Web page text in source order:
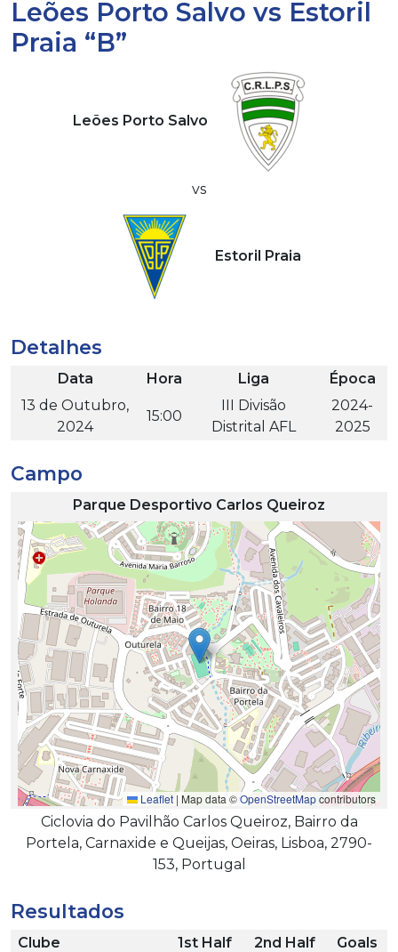
Leões Porto Salvo vs Estoril
Praia “B”
Leões Porto Salvo
vs
Estoril Praia
Detalhes
Data Hora Liga
Época
13 de Outubro,
2024
15:00
III Divisão
Distrital AFL
2024-
2025
Campo
Parque Desportivo Carlos Queiroz
Leaflet | Map data ©OpenStreetMapcontributors
Ciclovia do Pavilhão Carlos Queiroz, Bairro da
Portela, Carnaxide e Queijas, Oeiras, Lisboa, 2790-
153, Portugal
Resultados
Clube 1st Half 2nd Half
Goals